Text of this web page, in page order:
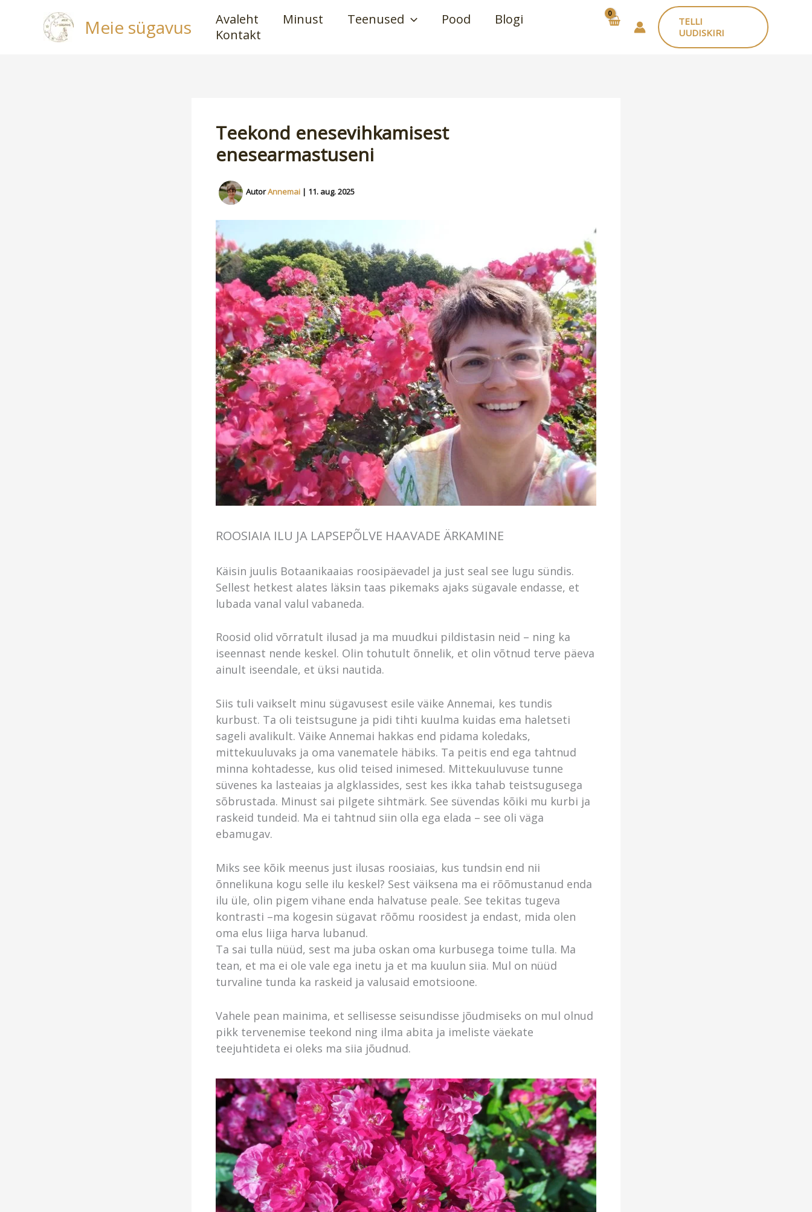
Meie sügavus Avaleht Minust Teenused Pood
Blogi
Kontakt
TELLI
UUDISKIRI
Teekond enesevihkamisest
enesearmastuseni
AutorAnnemai | 11. aug. 2025
ROOSIAIA ILU JA LAPSEPÕLVE HAAVADE ÄRKAMINE
Käisin juulis Botaanikaaias roosipäevadel ja just seal see lugu sündis.
Sellest hetkest alates läksin taas pikemaks ajaks sügavale endasse, et
lubada vanal valul vabaneda.
Roosid olid võrratult ilusad ja ma muudkui pildistasin neid – ning ka
iseennast nende keskel. Olin tohutult õnnelik, et olin võtnud terve päeva
ainult iseendale, et üksi nautida.
Siis tuli vaikselt minu sügavusest esile väike Annemai, kes tundis
kurbust. Ta oli teistsugune ja pidi tihti kuulma kuidas ema haletseti
sageli avalikult. Väike Annemai hakkas end pidama koledaks,
mittekuuluvaks ja oma vanematele häbiks. Ta peitis end ega tahtnud
minna kohtadesse, kus olid teised inimesed. Mittekuuluvuse tunne
süvenes ka lasteaias ja algklassides, sest kes ikka tahab teistsugusega
sõbrustada. Minust sai pilgete sihtmärk. See süvendas kõiki mu kurbi ja
raskeid tundeid. Ma ei tahtnud siin olla ega elada – see oli väga
ebamugav.
Miks see kõik meenus just ilusas roosiaias, kus tundsin end nii
õnnelikuna kogu selle ilu keskel? Sest väiksena ma ei rõõmustanud enda
ilu üle, olin pigem vihane enda halvatuse peale. See tekitas tugeva
kontrasti –ma kogesin sügavat rõõmu roosidest ja endast, mida olen
oma elus liiga harva lubanud.
Ta sai tulla nüüd, sest ma juba oskan oma kurbusega toime tulla. Ma
tean, et ma ei ole vale ega inetu ja et ma kuulun siia. Mul on nüüd
turvaline tunda ka raskeid ja valusaid emotsioone.
Vahele pean mainima, et sellisesse seisundisse jõudmiseks on mul olnud
pikk tervenemise teekond ning ilma abita ja imeliste väekate
teejuhtideta ei oleks ma siia jõudnud.